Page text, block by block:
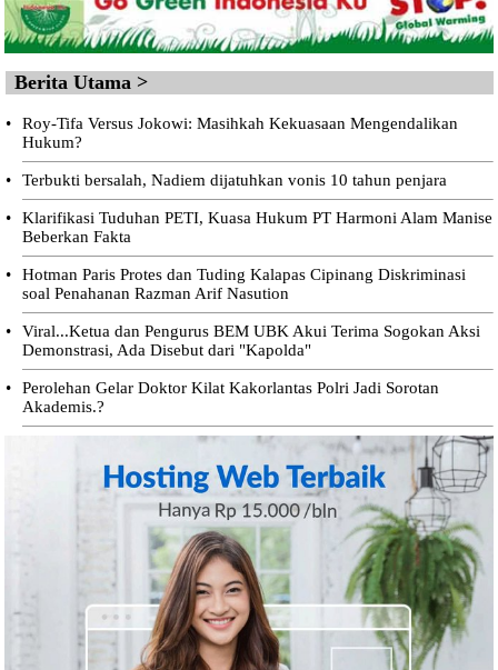
Berita Utama >
•
Roy-Tifa Versus Jokowi: Masihkah Kekuasaan Mengendalikan
Hukum?
• Terbukti bersalah, Nadiem dijatuhkan vonis 10 tahun penjara
•
Klarifikasi Tuduhan PETI, Kuasa Hukum PT Harmoni Alam Manise
Beberkan Fakta
•
Hotman Paris Protes dan Tuding Kalapas Cipinang Diskriminasi
soal Penahanan Razman Arif Nasution
•
Viral...Ketua dan Pengurus BEM UBK Akui Terima Sogokan Aksi
Demonstrasi, Ada Disebut dari "Kapolda"
•
Perolehan Gelar Doktor Kilat Kakorlantas Polri Jadi Sorotan
Akademis.?